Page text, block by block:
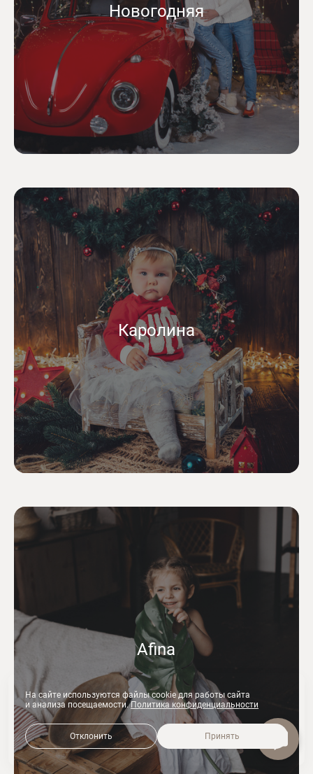
Новогодняя
Каролина
Afina
На сайте используются файлы cookie для работы сайта
и анализа посещаемости.Политика конфиденциальности
Отклонить Принять